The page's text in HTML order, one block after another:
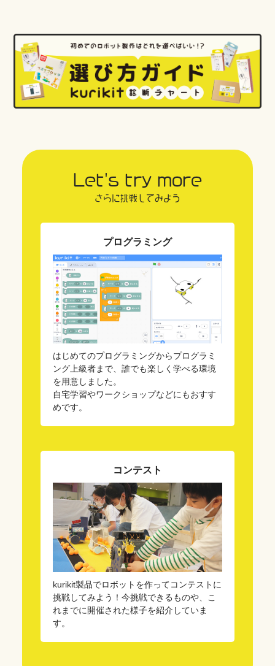
Let's try more
さらに挑戦してみよう
プログラミング
はじめてのプログラミングからプログラミ
ング上級者まで、誰でも楽しく学べる環境
を用意しました。
自宅学習やワークショップなどにもおすす
めです。
コンテスト
kurikit製品でロボットを作ってコンテストに
挑戦してみよう！今挑戦できるものや、こ
れまでに開催された様子を紹介していま
す。